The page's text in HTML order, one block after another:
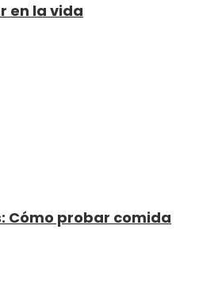
en la vida
Cómo probar comida